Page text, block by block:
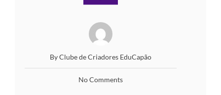
By Clube de Criadores EduCapão
No Comments